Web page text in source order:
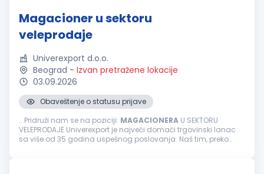
Magacioner u sektoru
veleprodaje
Univerexport d.o.o.
Beograd - Izvan pretražene lokacije
03.09.2026
Obaveštenje o statusu prijave
...Pridruži nam se na poziciji: MAGACIONERA U SEKTORU
VELEPRODAJE Univerexport je najveći domaći trgovinski lanac
sa više od 35 godina uspešnog poslovanja. Naš tim, preko